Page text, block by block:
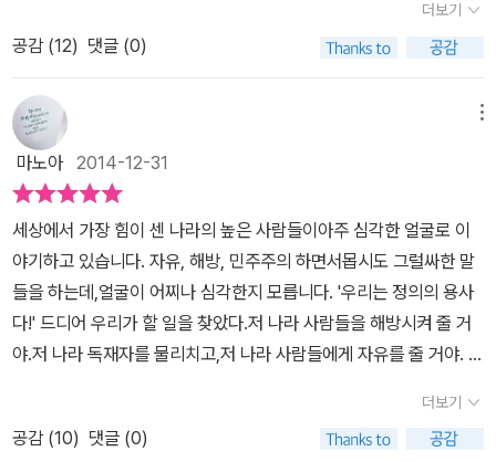
악당 무리에 대한 이야기는 유쾌할 수가 없었습니다. - 본문 18쪽 하
루가 멀다 하고 접하는 폭력, 살인, 전쟁 관련 정보는 더 이상 충격도,
분노도, 반성도 일으키지 않는다. 정보가 너무 많다는 것은 그 정보에
무감각해진다는 점에서 정보가 전혀 없는 것과 다름없는지도 모른다.
그리고 책에 등장하는 ‘심각한 얼굴의 사람들’이 노리는 것이 바로 그
것이다. 온갖 정보를 무차별로 쏟아냄으로써 우리 모두의 공감 능력
을 마비시키는 것. 우리에게 필요한 것은 전쟁에 대한 건조한 보고서
를 읽는 일이 아니라, 전쟁으로 삶 자체가 말살당한 한 사람 한 사람의
고통을 마주하는 일이다. 그리하여 그 고통과 슬픔을 나의 것으로 느
끼고, 다시는 지구상에 이런 비극이 일어나지 않도록 작은 행동이나
마 실천에 옮기는 일일 것이다. 이라크의 상황은 먼 나라 낯선 타인의
이유는 분명하다. 아이들이 “슬퍼할 줄 아는 힘”을 잃는 순간 인류에
되었다. 나중에 알고보니 이 책의 그림을 그리신 김종숙 씨는 잡일(덕
장)을 하시며 담배, 소주, 맥심 커피만 있음 언제든지 작업을 하시는
분이셨다 한다. 그러다 현재는 문화재보수기술자로 일하고 계신 저자
박기범 씨를 만났고, 이라크에서 10년간 살면서 기록한 것들을 간직
하고 있다는 사실을 발견하고 만다. 그래서 글을 쓰라고 권고하고, 마
음의 상처에도 불구하고 힘들게 글을 쓰기로 결심한 저자가 이라크에
서 찍은 어마어마한 양의 사진과 책자와 영화와 다큐를 보여주셨다
한다. 대부분 그 자료들을 참조해 그림을 그렸다 하지만, 놀라운 점은
시장에서 포탄이 떨어져 아기를 안고 있는 어머니의 모습이 화가의
상상력에서 나온 그림이라는 사실이었다. (사실 나는 바위를 감싸고
흐르는 강인 줄만 알고 있었는데) 힘이 느껴지는 작품이었다. 권정생
씨의 글에도 삽화를 그리셨던데, 아무래도 진지한 그림을 좀 더 잘 그
리시는 듯하여 난 이 그림책으로 김종숙 씨의 그림을 보길 추천하고
싶다. 정의의 용사라는 가면은 얼마나 무서운가. 그들은 자신의 아
더보기
공감 (12) 댓글 (0)
마노아2014-12-31
세상에서 가장 힘이 센 나라의 높은 사람들이아주 심각한 얼굴로 이
야기하고 있습니다. 자유, 해방, 민주주의 하면서몹시도 그럴싸한 말
들을 하는데,얼굴이 어찌나 심각한지 모릅니다. '우리는 정의의 용사
다!' 드디어 우리가 할 일을 찾았다.저 나라 사람들을 해방시켜 줄 거
야.저 나라 독재자를 물리치고,저 나라 사람들에게 자유를 줄 거야. 힘
자로부터 해방시켜줄 거라고 굳게 믿고 있습니다. 자신들은 독재자를
물리치기 위해 착한 전쟁을 수행하는 거라고 힘주어 얘기합니다. 이
더보기
공감 (10) 댓글 (0)